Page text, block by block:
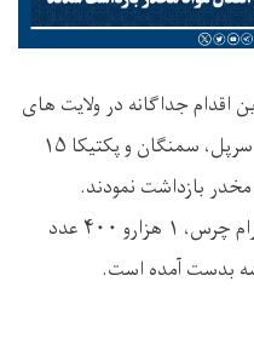
اقدام جداگانه در ولایت های
هلمند، لغمان، پروان، بغلان، بامیان، سرپل، سمنگان و پکتیکا ۱۵
مخدر بازداشت نمودند.
از نزد افراد بازداشت شده، ۱۲ کیلوگرام چرس، ۱ هزارو ۴۰۰ عدد
بدست آمده است.